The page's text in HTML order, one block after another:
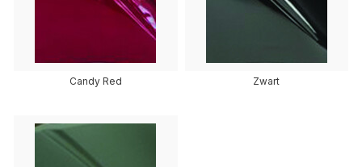
Candy Red Zwart